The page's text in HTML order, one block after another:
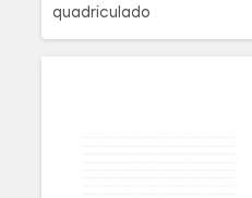
quadriculado